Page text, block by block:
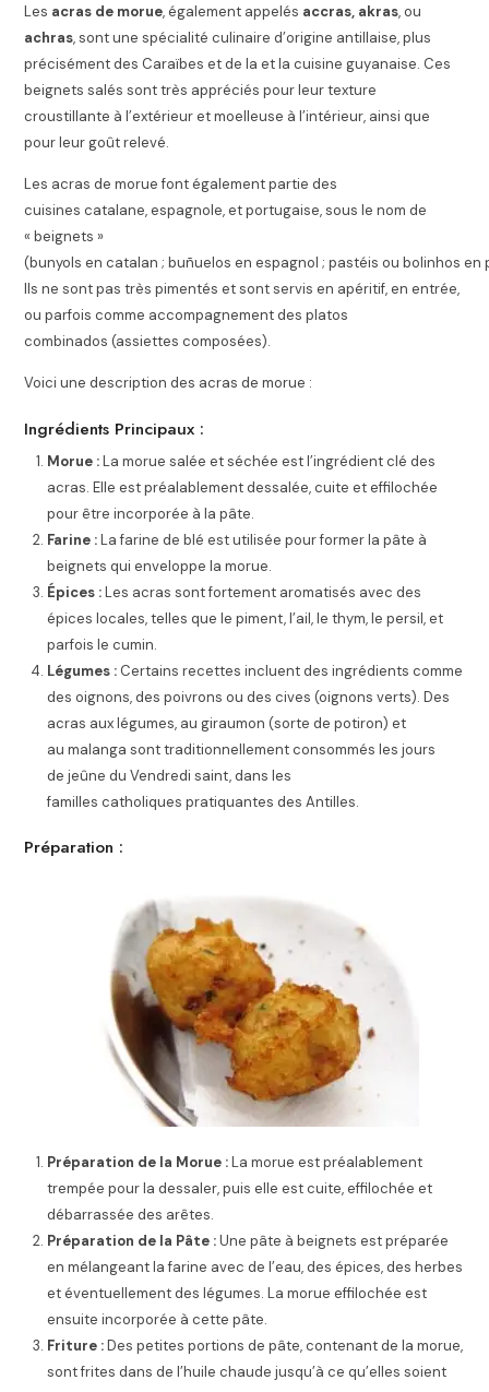
Les acras de morue, également appelés accras, akras, ou
achras, sont une spécialité culinaire d’origine antillaise, plus
précisément des Caraïbes et de la et la cuisine guyanaise. Ces
beignets salés sont très appréciés pour leur texture
croustillante à l’extérieur et moelleuse à l’intérieur, ainsi que
pour leur goût relevé.
Les acras de morue font également partie des
cuisines catalane, espagnole, et portugaise, sous le nom de
« beignets »
(bunyols en catalan ; buñuelos en espagnol ; pastéis ou bolinhos en
Ils ne sont pas très pimentés et sont servis en apéritif, en entrée,
ou parfois comme accompagnement des platos
combinados (assiettes composées).
Voici une description des acras de morue :
Ingrédients Principaux :
Morue :La morue salée et séchée est l’ingrédient clé des
acras. Elle est préalablement dessalée, cuite et effilochée
pour être incorporée à la pâte.
Farine :La farine de blé est utilisée pour former la pâte à
beignets qui enveloppe la morue.
Épices :Les acras sont fortement aromatisés avec des
épices locales, telles que le piment, l’ail, le thym, le persil, et
parfois le cumin.
Légumes : Certains recettes incluent des ingrédients comme
des oignons, des poivrons ou des cives (oignons verts). Des
acras aux légumes, au giraumon (sorte de potiron) et
au malanga sont traditionnellement consommés les jours
de jeûne du Vendredi saint, dans les
familles catholiques pratiquantes des Antilles.
Préparation :
Préparation de la Morue :La morue est préalablement
trempée pour la dessaler, puis elle est cuite, effilochée et
débarrassée des arêtes.
Préparation de la Pâte :Une pâte à beignets est préparée
en mélangeant la farine avec de l’eau, des épices, des herbes
et éventuellement des légumes. La morue effilochée est
ensuite incorporée à cette pâte.
Friture :Des petites portions de pâte, contenant de la morue,
sont frites dans de l’huile chaude jusqu’à ce qu’elles soient